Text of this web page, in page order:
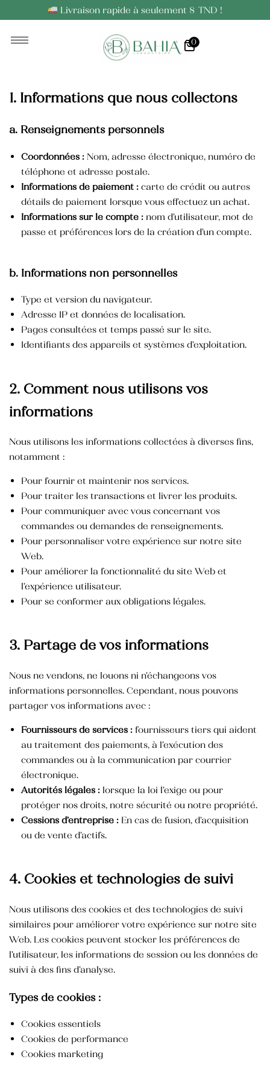
Livraison rapide à seulement 8 TND !
0
1. Informations que nous collectons
a. Renseignements personnels
Coordonnées :Nom, adresse électronique, numéro de
téléphone et adresse postale.
Informations de paiement :carte de crédit ou autres
détails de paiement lorsque vous effectuez un achat.
Informations sur le compte :nom d’utilisateur, mot de
passe et préférences lors de la création d’un compte.
b. Informations non personnelles
Type et version du navigateur.
Adresse IP et données de localisation.
Pages consultées et temps passé sur le site.
Identifiants des appareils et systèmes d’exploitation.
2. Comment nous utilisons vos
informations
Nous utilisons les informations collectées à diverses fins,
notamment :
Pour fournir et maintenir nos services.
Pour traiter les transactions et livrer les produits.
Pour communiquer avec vous concernant vos
commandes ou demandes de renseignements.
Pour personnaliser votre expérience sur notre site
Web.
Pour améliorer la fonctionnalité du site Web et
l’expérience utilisateur.
Pour se conformer aux obligations légales.
3. Partage de vos informations
Nous ne vendons, ne louons ni n’échangeons vos
informations personnelles. Cependant, nous pouvons
partager vos informations avec :
Fournisseurs de services :fournisseurs tiers qui aident
au traitement des paiements, à l’exécution des
commandes ou à la communication par courrier
électronique.
Autorités légales :lorsque la loi l’exige ou pour
protéger nos droits, notre sécurité ou notre propriété.
Cessions d’entreprise :En cas de fusion, d’acquisition
ou de vente d’actifs.
4. Cookies et technologies de suivi
Nous utilisons des cookies et des technologies de suivi
similaires pour améliorer votre expérience sur notre site
Web. Les cookies peuvent stocker les préférences de
l’utilisateur, les informations de session ou les données de
suivi à des fins d’analyse.
Types de cookies :
Cookies essentiels
Cookies de performance
Cookies marketing
Catégories de soins du visage
HV des pépins de figue de barbarie
Huile des pépins de
figue de barbarie
Blush Naturel Éclat de Roses
25,000TND
Catégories de soins du Corps
Huile Végétale d’Argan
50,000TND
Crème pour les mains
Crème mains et ongles
35,000TND
Huiles Essentielles